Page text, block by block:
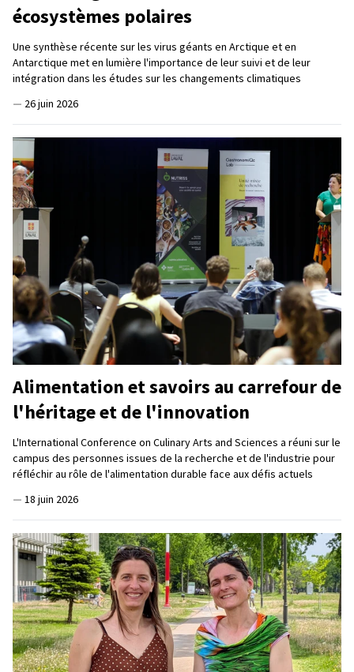
écosystèmes polaires
Une synthèse récente sur les virus géants en Arctique et en
Antarctique met en lumière l'importance de leur suivi et de leur
intégration dans les études sur les changements climatiques
— 26 juin 2026
Alimentation et savoirs au carrefour de
l'héritage et de l'innovation
L'International Conference on Culinary Arts and Sciences a réuni sur le
campus des personnes issues de la recherche et de l'industrie pour
réfléchir au rôle de l'alimentation durable face aux défis actuels
— 18 juin 2026